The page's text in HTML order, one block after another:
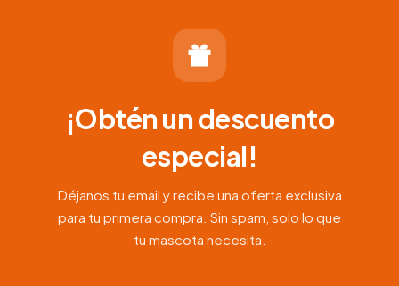
¡Obtén un descuento
especial!
Déjanos tu email y recibe una oferta exclusiva
para tu primera compra. Sin spam, solo lo que
tu mascota necesita.